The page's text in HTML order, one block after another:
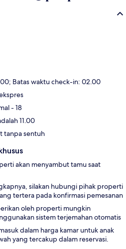
Batas waktu check-in: 02.00
- 18
11.00
tanpa sentuh
akan menyambut tamu saat
silakan hubungi pihak properti
tertera pada konfirmasi pemesanan
oleh properti mungkin
sistem terjemahan otomatis
dalam harga kamar untuk anak
yang tercakup dalam reservasi.